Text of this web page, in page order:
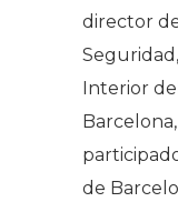
director
Interior
de